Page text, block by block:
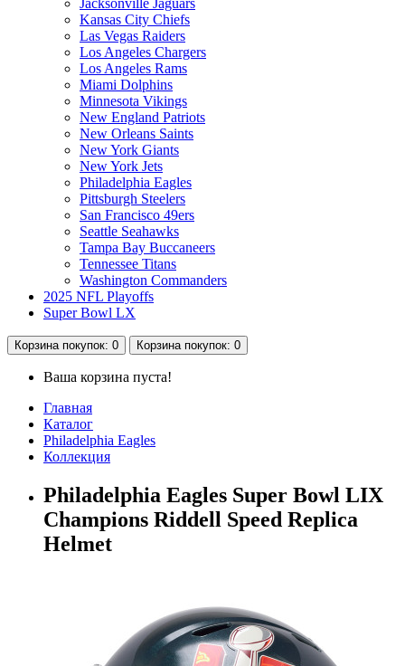
Kansas City Chiefs
Las Vegas Raiders
Los Angeles Chargers
Los Angeles Rams
Miami Dolphins
Minnesota Vikings
New England Patriots
New Orleans Saints
New York Giants
New York Jets
Philadelphia Eagles
Pittsburgh Steelers
San Francisco 49ers
Seattle Seahawks
Tampa Bay Buccaneers
Tennessee Titans
Washington Commanders
2025 NFL Playoffs
Super Bowl LX
Корзина покупок: 0 Корзина покупок: 0
Ваша корзина пуста!
Главная
Каталог
Philadelphia Eagles
Коллекция
Philadelphia Eagles Super Bowl LIX
Champions Riddell Speed Replica
Helmet